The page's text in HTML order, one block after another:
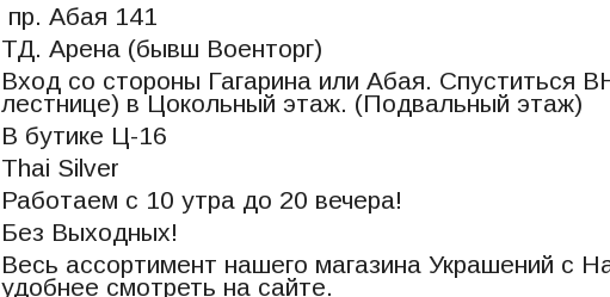
пр. Абая 141
ТД. Арена (бывш Военторг)
Вход со стороны Гагарина или Абая. Спуститься
лестнице) в Цокольный этаж. (Подвальный этаж)
В бутике Ц-16
Thai Silver
Работаем с 10 утра до 20 вечера!
Без Выходных!
Весь ассортимент нашего магазина Украшений с
удобнее смотреть на сайте.